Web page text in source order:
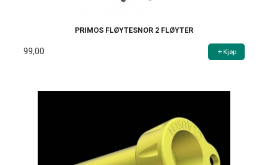
PRIMOS FLØYTESNOR 2 FLØYTER
99,00 Kjøp